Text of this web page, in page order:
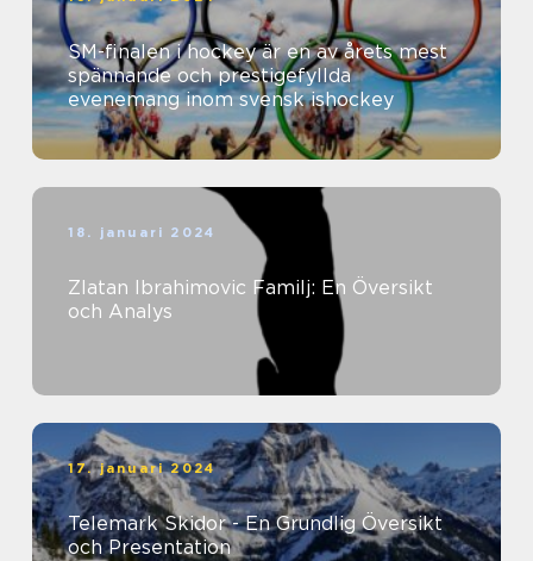
SM-finalen i hockey är en av årets mest
spännande och prestigefyllda
evenemang inom svensk ishockey
18. januari 2024
Zlatan Ibrahimovic Familj: En Översikt
och Analys
17. januari 2024
Telemark Skidor - En Grundlig Översikt
och Presentation